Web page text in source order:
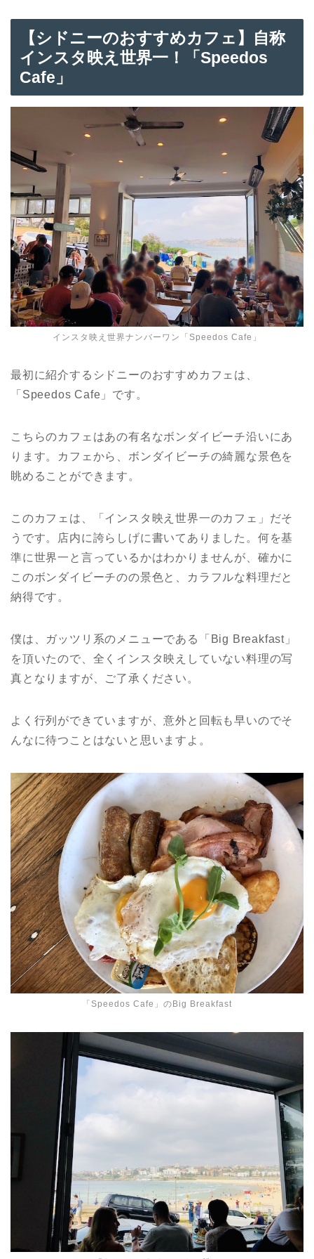
【シドニーのおすすめカフェ】自称
インスタ映え世界一！「Speedos
Cafe」
インスタ映え世界ナンバーワン「Speedos Cafe」
最初に紹介するシドニーのおすすめカフェは、
「Speedos Cafe」です。
こちらのカフェはあの有名なボンダイビーチ沿いにあ
ります。カフェから、ボンダイビーチの綺麗な景色を
眺めることができます。
このカフェは、「インスタ映え世界一のカフェ」だそ
うです。店内に誇らしげに書いてありました。何を基
準に世界一と言っているかはわかりませんが、確かに
このボンダイビーチのの景色と、カラフルな料理だと
納得です。
僕は、ガッツリ系のメニューである「Big Breakfast」
を頂いたので、全くインスタ映えしていない料理の写
真となりますが、ご了承ください。
よく行列ができていますが、意外と回転も早いのでそ
んなに待つことはないと思いますよ。
「Speedos Cafe」のBig Breakfast